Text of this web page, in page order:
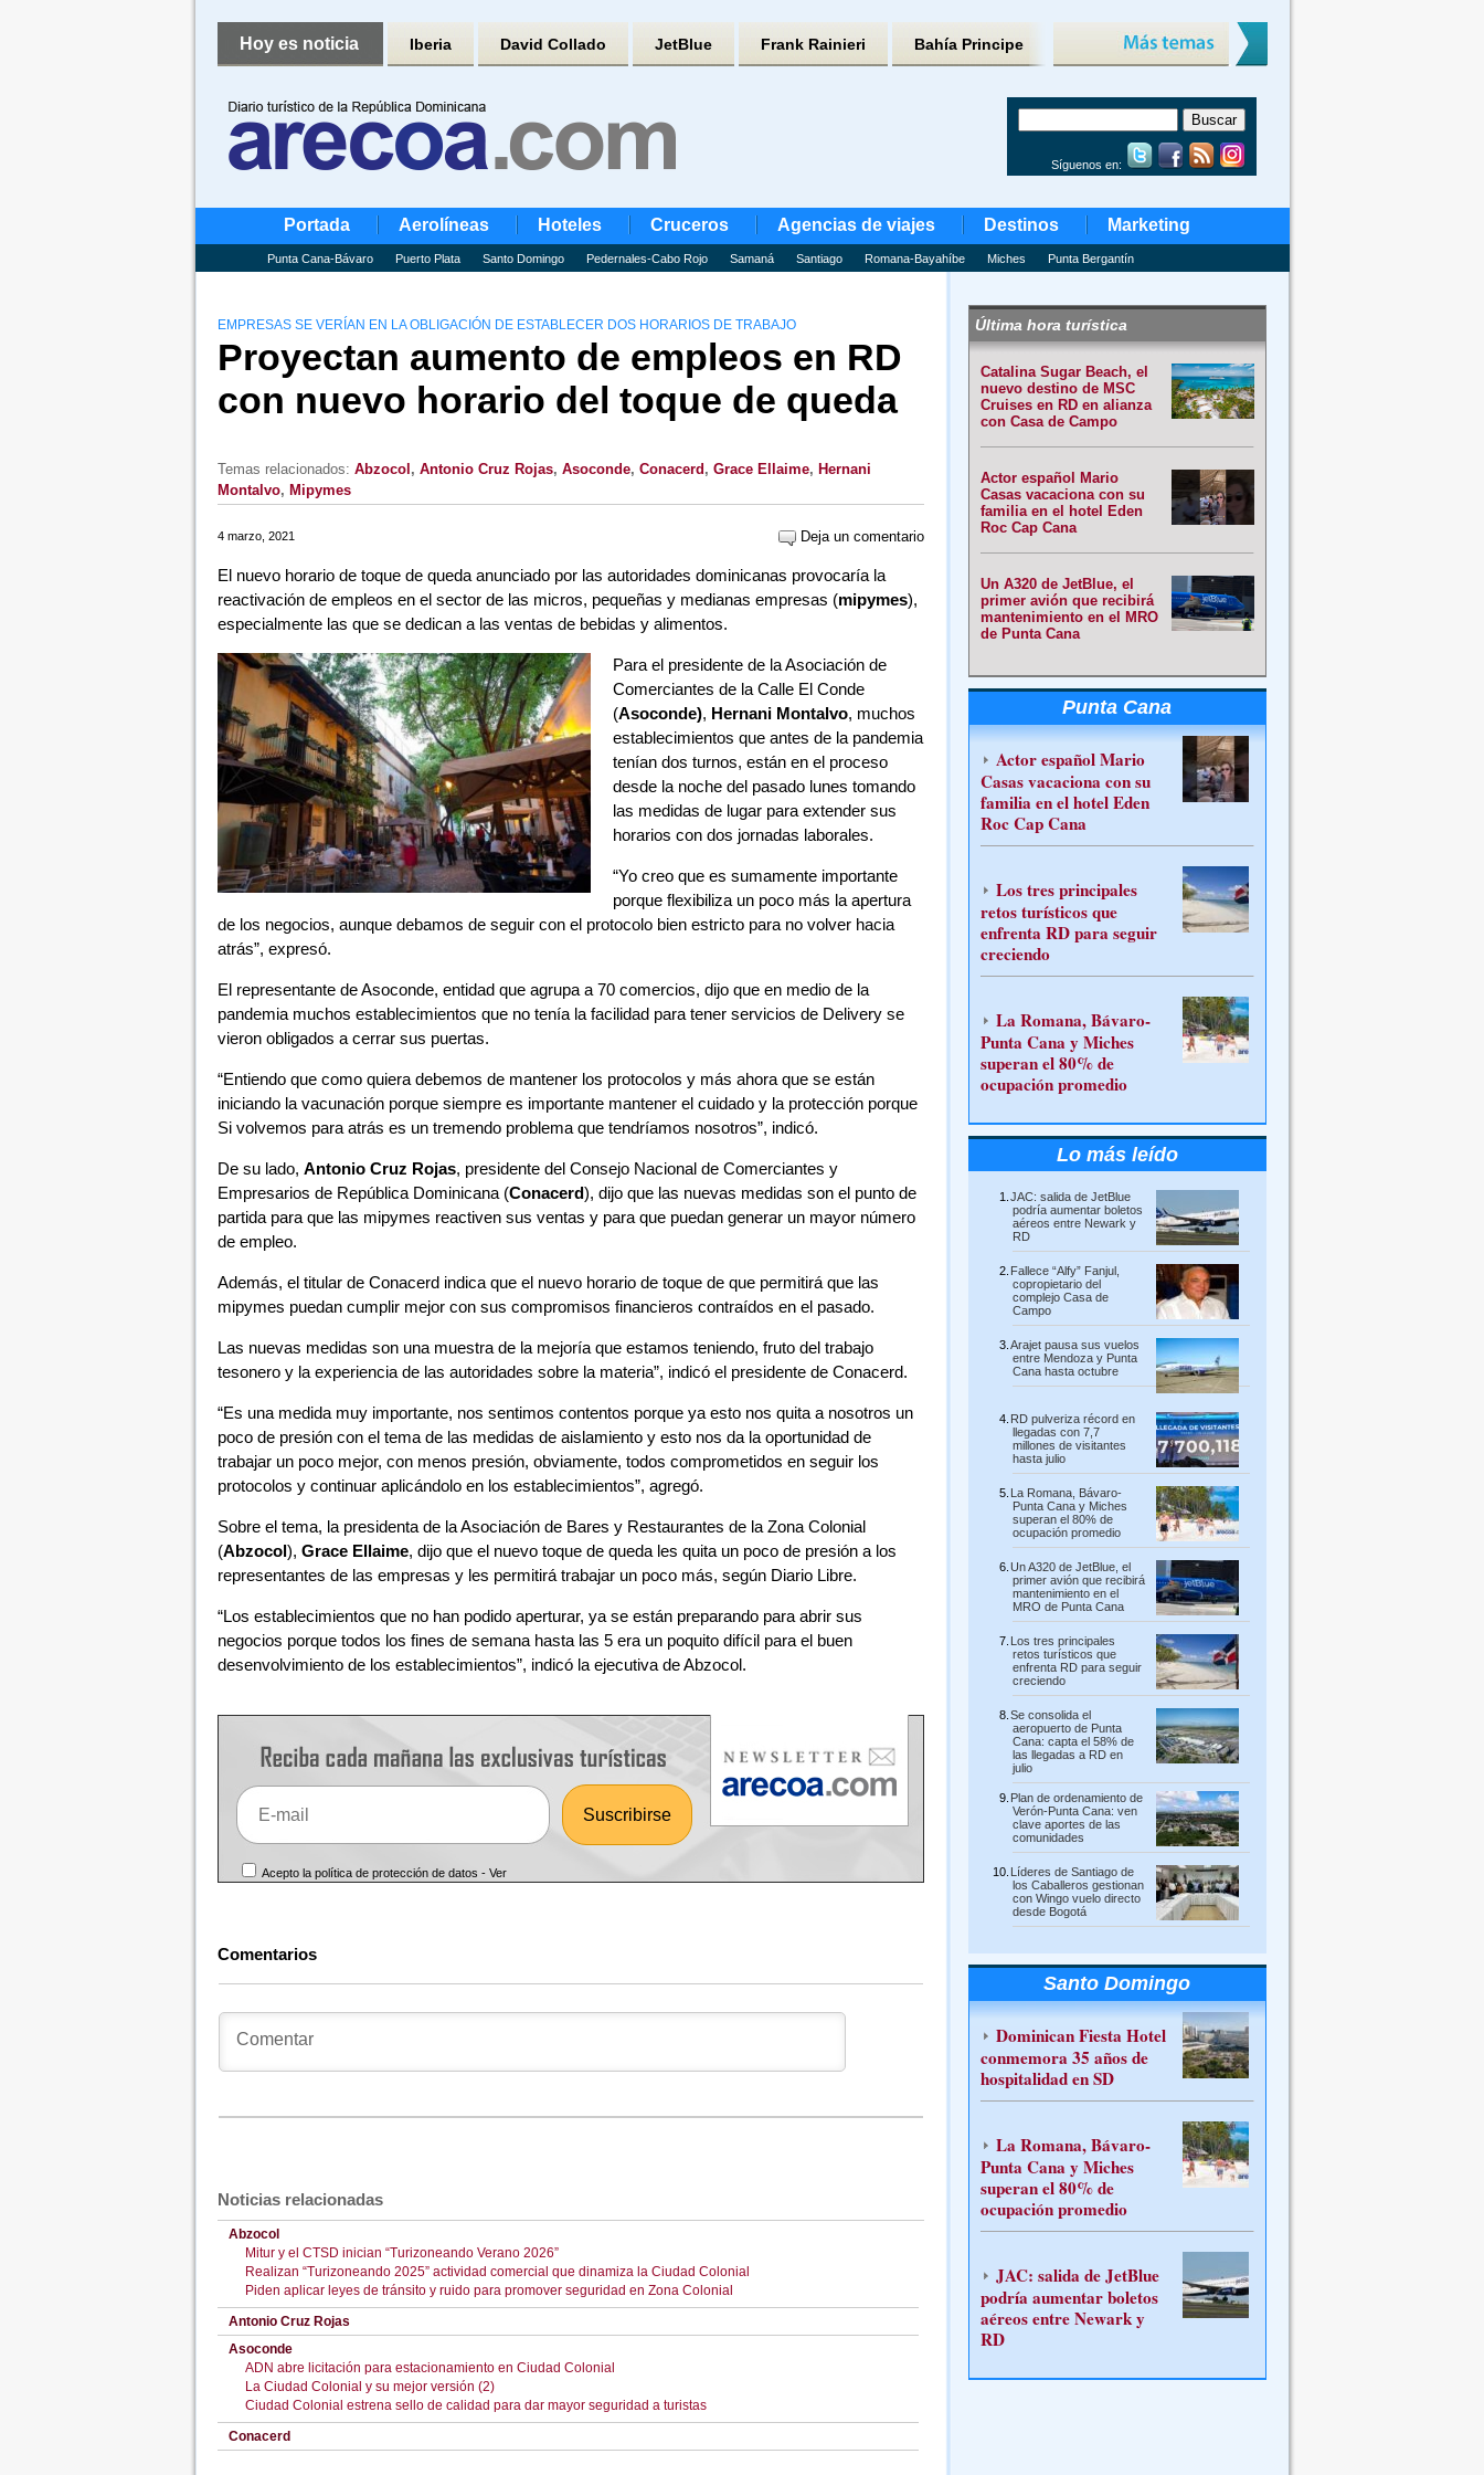
Hoy es noticia Iberia David Collado JetBlue Frank Rainieri Bahía Principe
Síguenos en:
Portada Aerolíneas Hoteles Cruceros Agencias de viajes Destinos Marketing
Punta Cana-Bávaro Puerto Plata Santo Domingo Pedernales-Cabo Rojo Samaná Santiago Romana-Bayahíbe Miches Punta Bergantín
EMPRESAS SE VERÍAN EN LA OBLIGACIÓN DE ESTABLECER DOS HORARIOS DE TRABAJO
Proyectan aumento de empleos en RD
con nuevo horario del toque de queda
Temas relacionados: Abzocol , Antonio Cruz Rojas, Asoconde, Conacerd , Grace Ellaime, Hernani
Montalvo, Mipymes
4 marzo, 2021 Deja un comentario
El nuevo horario de toque de queda anunciado por las autoridades dominicanas provocaría la
reactivación de empleos en el sector de las micros, pequeñas y medianas empresas (mipymes),
especialmente las que se dedican a las ventas de bebidas y alimentos.
Para el presidente de la Asociación de
Comerciantes de la Calle El Conde
(Asoconde), Hernani Montalvo, muchos
establecimientos que antes de la pandemia
tenían dos turnos, están en el proceso
desde la noche del pasado lunes tomando
las medidas de lugar para extender sus
horarios con dos jornadas laborales.
“Yo creo que es sumamente importante
porque flexibiliza un poco más la apertura
de los negocios, aunque debamos de seguir con el protocolo bien estricto para no volver hacia
atrás”, expresó.
El representante de Asoconde, entidad que agrupa a 70 comercios, dijo que en medio de la
pandemia muchos establecimientos que no tenía la facilidad para tener servicios de Delivery se
vieron obligados a cerrar sus puertas.
“Entiendo que como quiera debemos de mantener los protocolos y más ahora que se están
iniciando la vacunación porque siempre es importante mantener el cuidado y la protección porque
Si volvemos para atrás es un tremendo problema que tendríamos nosotros”, indicó.
De su lado, Antonio Cruz Rojas, presidente del Consejo Nacional de Comerciantes y
Empresarios de República Dominicana (Conacerd), dijo que las nuevas medidas son el punto de
partida para que las mipymes reactiven sus ventas y para que puedan generar un mayor número
de empleo.
Además, el titular de Conacerd indica que el nuevo horario de toque de que permitirá que las
mipymes puedan cumplir mejor con sus compromisos financieros contraídos en el pasado.
Las nuevas medidas son una muestra de la mejoría que estamos teniendo, fruto del trabajo
tesonero y la experiencia de las autoridades sobre la materia”, indicó el presidente de Conacerd.
“Es una medida muy importante, nos sentimos contentos porque ya esto nos quita a nosotros un
poco de presión con el tema de las medidas de aislamiento y esto nos da la oportunidad de
trabajar un poco mejor, con menos presión, obviamente, todos comprometidos en seguir los
protocolos y continuar aplicándolo en los establecimientos”, agregó.
Sobre el tema, la presidenta de la Asociación de Bares y Restaurantes de la Zona Colonial
(Abzocol), Grace Ellaime, dijo que el nuevo toque de queda les quita un poco de presión a los
representantes de las empresas y les permitirá trabajar un poco más, según Diario Libre.
“Los establecimientos que no han podido aperturar, ya se están preparando para abrir sus
negocios porque todos los fines de semana hasta las 5 era un poquito difícil para el buen
desenvolvimiento de los establecimientos”, indicó la ejecutiva de Abzocol.
Acepto la política de protección de datos -Ver
Comentarios
Noticias relacionadas
Abzocol
Mitur y el CTSD inician “Turizoneando Verano 2026”
Realizan “Turizoneando 2025” actividad comercial que dinamiza la Ciudad Colonial
Piden aplicar leyes de tránsito y ruido para promover seguridad en Zona Colonial
Antonio Cruz Rojas
Asoconde
ADN abre licitación para estacionamiento en Ciudad Colonial
La Ciudad Colonial y su mejor versión (2)
Ciudad Colonial estrena sello de calidad para dar mayor seguridad a turistas
Conacerd
Última hora turística
Catalina Sugar Beach, el
nuevo destino de MSC
Cruises en RD en alianza
con Casa de Campo
Actor español Mario
Casas vacaciona con su
familia en el hotel Eden
Roc Cap Cana
Un A320 de JetBlue, el
primer avión que recibirá
mantenimiento en el MRO
de Punta Cana
Punta Cana
Actor español Mario
Casas vacaciona con su
familia en el hotel Eden
Roc Cap Cana
Los tres principales
retos turísticos que
enfrenta RD para seguir
creciendo
La Romana, Bávaro-
Punta Cana y Miches
superan el 80% de
ocupación promedio
Lo más leído
JAC: salida de JetBlue
podría aumentar boletos
aéreos entre Newark y
RD
Fallece “Alfy” Fanjul,
copropietario del
complejo Casa de
Campo
Arajet pausa sus vuelos
entre Mendoza y Punta
Cana hasta octubre
RD pulveriza récord en
llegadas con 7,7
millones de visitantes
hasta julio
La Romana, Bávaro-
Punta Cana y Miches
superan el 80% de
ocupación promedio
Un A320 de JetBlue, el
primer avión que recibirá
mantenimiento en el
MRO de Punta Cana
Los tres principales
retos turísticos que
enfrenta RD para seguir
creciendo
Se consolida el
aeropuerto de Punta
Cana: capta el 58% de
las llegadas a RD en
julio
Plan de ordenamiento de
Verón-Punta Cana: ven
clave aportes de las
comunidades
Líderes de Santiago de
los Caballeros gestionan
con Wingo vuelo directo
desde Bogotá
Santo Domingo
Dominican Fiesta Hotel
conmemora 35 años de
hospitalidad en SD
La Romana, Bávaro-
Punta Cana y Miches
superan el 80% de
ocupación promedio
JAC: salida de JetBlue
podría aumentar boletos
aéreos entre Newark y
RD